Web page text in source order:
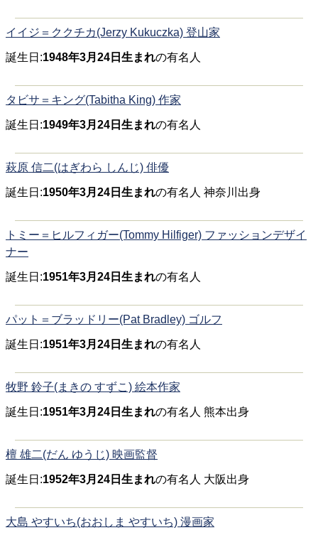
イイジ＝ククチカ(Jerzy Kukuczka) 登山家
誕生日:1948年3月24日生まれの有名人
タビサ＝キング(Tabitha King) 作家
誕生日:1949年3月24日生まれの有名人
萩原 信二(はぎわら しんじ) 俳優
誕生日:1950年3月24日生まれの有名人 神奈川出身
トミー＝ヒルフィガー(Tommy Hilfiger) ファッションデザイ
ナー
誕生日:1951年3月24日生まれの有名人
パット＝ブラッドリー(Pat Bradley) ゴルフ
誕生日:1951年3月24日生まれの有名人
牧野 鈴子(まきの すずこ) 絵本作家
誕生日:1951年3月24日生まれの有名人 熊本出身
檀 雄二(だん ゆうじ) 映画監督
誕生日:1952年3月24日生まれの有名人 大阪出身
大島 やすいち(おおしま やすいち) 漫画家